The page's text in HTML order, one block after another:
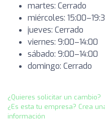
martes: Cerrado
miércoles:
jueves: Cerrado
viernes: 9:00–14:00
sábado: 9:00–14:00
domingo: Cerrado
¿Quieres solicitar un cambio?
¿Es esta tu empresa? Crea
información